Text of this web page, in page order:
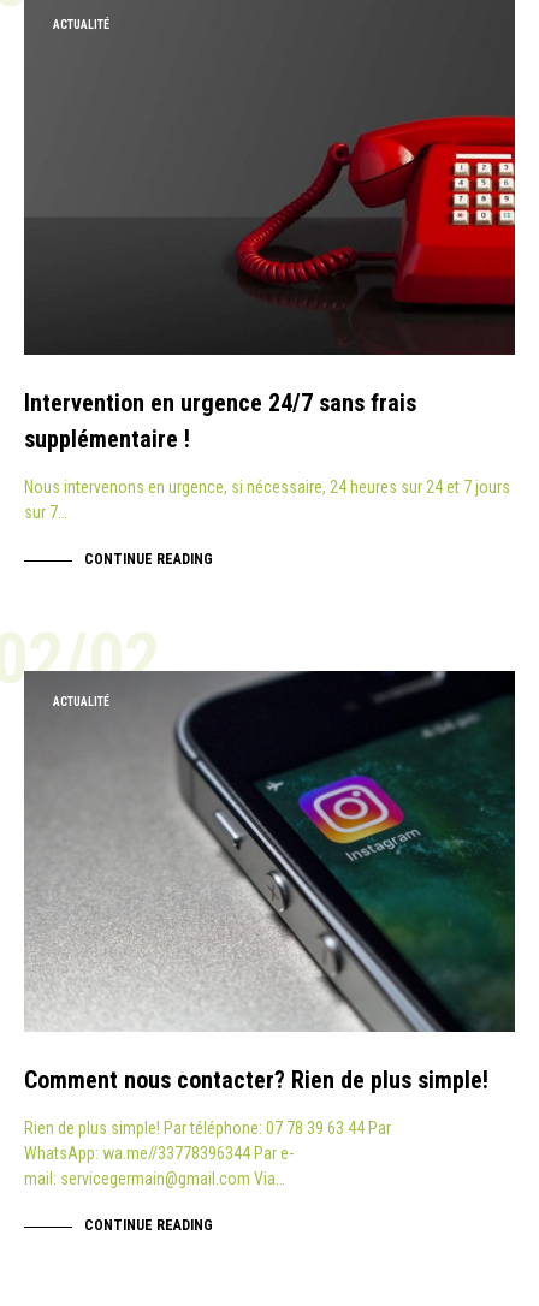
ACTUALITÉ
Intervention en urgence 24/7 sans frais
supplémentaire !
Nous intervenons en urgence, si nécessaire, 24 heures sur 24 et 7 jours
sur 7…
CONTINUE READING
02
ACTUALITÉ
Comment nous contacter? Rien de plus simple!
Rien de plus simple! Par téléphone: 07 78 39 63 44 Par
WhatsApp: wa.me//33778396344 Par e-
mail: servicegermain@gmail.com Via…
CONTINUE READING